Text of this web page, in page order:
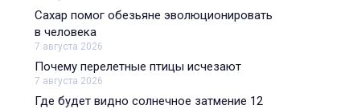
Сахар помог обезьяне эволюционировать
в человека
7 августа 2026
Почему перелетные птицы исчезают
7 августа 2026
Где будет видно солнечное затмение 12